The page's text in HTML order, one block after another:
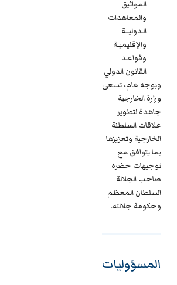
المواثيق
والمعاهدات
الـدوليـــة
والإقليميــة
وقواعـد
القانون الدولي
وبوجه عام، تسعى
وزارة الخارجية
جاهدة لتطوير
علاقات السلطنة
الخارجية وتعزيزها
بما يتوافق مع
توجيهات حضرة
صاحب الجلالة
السلطان المعظم
وحكومة جلالته.
المسؤوليات